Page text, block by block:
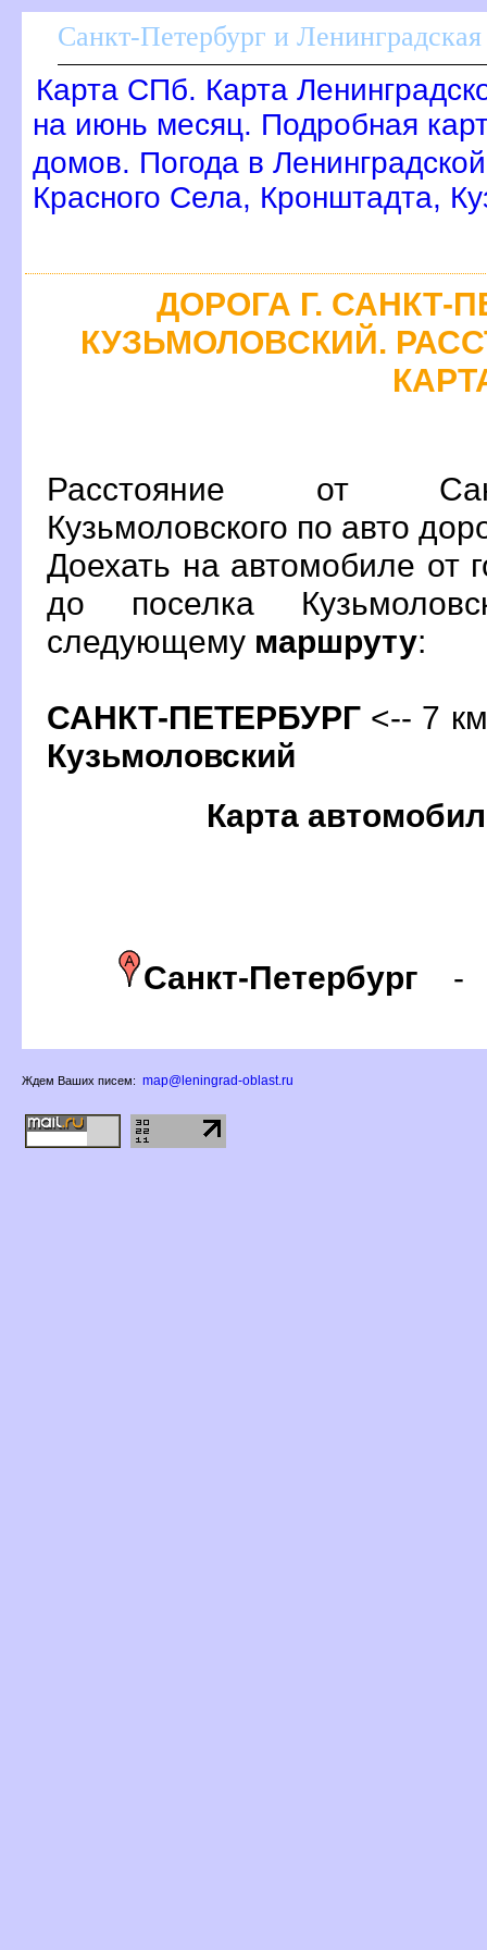
Санкт-Петербург и Ленинградская
Карта СПб. Карта
на июнь месяц. Подробная
домов. Погода в
Красного Села, Кронштадта,
ДОРОГА Г. САНКТ-
КУЗЬМОЛОВСКИЙ.
Расстояние от
Кузьмоловского по авто
Доехать на автомобиле от
до поселка
следующему маршруту:
САНКТ-ПЕТЕРБУРГ <-- 7
Кузьмоловский
Карта
Санкт-Петербур
Ждем Ваших писем: map@leningrad-oblast.ru